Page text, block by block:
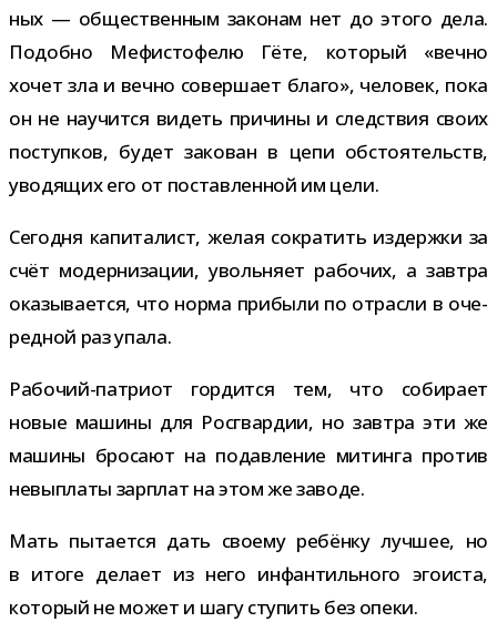
ных — обще­ствен­ным зако­нам нет до этого дела.
Подобно Мефистофелю Гёте, кото­рый «вечно
хочет зла и вечно совер­шает благо», чело­век, пока
он не научится видеть при­чины и след­ствия своих
поступ­ков, будет зако­ван в цепи обсто­я­тельств,
уво­дя­щих его от постав­лен­ной им цели.
Сегодня капи­та­лист, желая сокра­тить издержки за
счёт модер­ни­за­ции, уволь­няет рабо­чих, а зав­тра
ока­зы­ва­ется, что норма при­были по отрасли в оче­
ред­ной раз упала.
Рабочий-​патриот гор­дится тем, что соби­рает
новые машины для Росгвардии, но зав­тра эти же
машины бро­сают на подав­ле­ние митинга про­тив
невы­платы зар­плат на этом же заводе.
Мать пыта­ется дать сво­ему ребёнку луч­шее, но
в итоге делает из него инфан­тиль­ного эго­и­ста,
кото­рый не может и шагу сту­пить без опеки.